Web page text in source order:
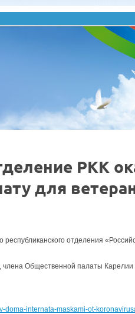
РКК
для
отделения
члена Общественной палаты
doma-internata-maskami-ot-